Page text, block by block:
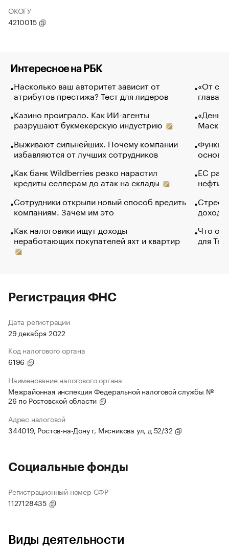
ОКОГУ
4210015
Интересное на РБК
Насколько ваш авторитет зависит от
атрибутов престижа? Тест для лидеров
Казино проиграло. Как ИИ-агенты
разрушают букмекерскую индустрию
Выживают сильнейших. Почему компании
избавляются от лучших сотрудников
Как банк Wildberries резко нарастил
кредиты селлерам до атак на склады
Сотрудники открыли новый способ вредить
компаниям. Зачем им это
Как налоговики ищут доходы
неработающих покупателей яхт и квартир
«От
глава
Маск в
основ
ЕС
нефти
Что
для
Регистрация ФНС
Дата регистрации
29 декабря 2022
Код налогового органа
6196
Наименование налогового органа
Межрайонная инспекция Федеральной налоговой службы №
26 по Ростовской области
Адрес налоговой
344019, Ростов-на-Дону г, Мясникова ул, д 52/32
Социальные фонды
Регистрационный номер СФР
1127128435
Виды деятельности